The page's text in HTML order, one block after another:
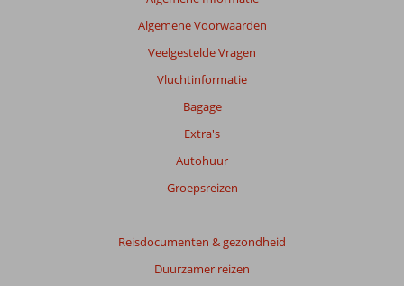
Algemene Voorwaarden
Veelgestelde Vragen
Vluchtinformatie
Bagage
Extra's
Autohuur
Groepsreizen
Reisdocumenten & gezondheid
Duurzamer reizen